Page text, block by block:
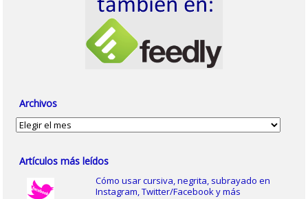
Archivos
Archivos
Artículos más leídos
Cómo usar cursiva, negrita, subrayado en
Instagram, Twitter/Facebook y más